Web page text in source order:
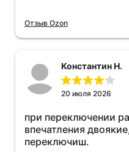
Отзыв Ozon
Константин Н.
20 июля 2026
при переключении
впечатления
переключиш.